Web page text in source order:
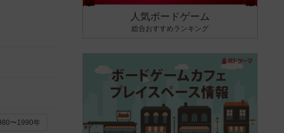
〜1990年
人気ボードゲーム
総合おすすめランキング